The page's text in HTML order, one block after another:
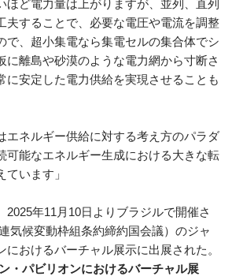
ほど電力量は上がりますが、並列、直列
夫することで、必要な電圧や電流を調整
で、超小集電なら集電セルの集合体でシ
に離島や砂漠のような電力網から寸断さ
に安定した電力供給を実現させることも
エネルギー供給に対する考え方のパラダ
可能なエネルギー生成における大きな転
います」
2025年11月10日よりブラジルで開催さ
気候変動枠組条約締約国会議）のジャ
におけるバーチャル展示に出展された。
・パビリオンにおけるバーチャル展